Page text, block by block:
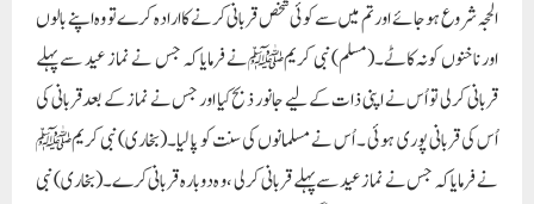
الحجہ شروع ہو جائے اور تم میں سے کوئی شخص قربانی کرنے کا ارادہ کرے تو وہ اپنے بالوں
اور ناخنوں کونہ کاٹے۔(مسلم) نبی کریمﷺنے فرمایا کہ جس نے نماز عید سے پہلے
قربانی کر لی تو اُس نے اپنی ذات کے لیے جانور ذبح کیا اور جس نے نماز کے بعد قربانی کی
اُس کی قربانی پوری ہوئی ۔ اُس نے مسلمانوں کی سنت کو پا لیا۔(بخاری) نبی کریمﷺ
نے فرمایا کہ جس نے نماز عید سے پہلے قربانی کر لی ، و ہ دوبارہ قربانی کرے۔(بخاری) نبی